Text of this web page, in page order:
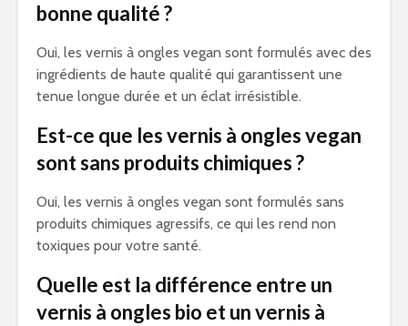
bonne qualité ?
Oui, les vernis à ongles vegan sont formulés avec des
ingrédients de haute qualité qui garantissent une
tenue longue durée et un éclat irrésistible.
Est-ce que les vernis à ongles vegan
sont sans produits chimiques ?
Oui, les vernis à ongles vegan sont formulés sans
produits chimiques agressifs, ce qui les rend non
toxiques pour votre santé.
Quelle est la différence entre un
vernis à ongles bio et un vernis à